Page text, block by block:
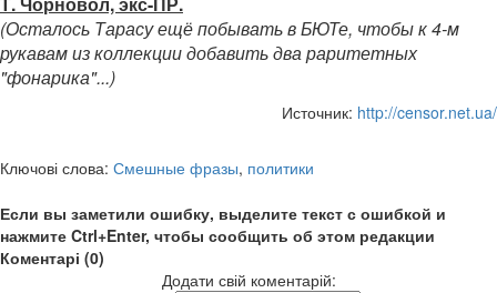
(Осталось Тарасу ещё побывать в БЮТе, чтобы к 4-м
рукавам из коллекции добавить два раритетных
"фонарика"...)
Источник: http://censor.net.ua/
Ключові слова: Смешные фразы, политики
Если вы заметили ошибку, выделите текст с ошибкой и
нажмите Ctrl+Enter, чтобы сообщить об этом редакции
Коментарі (0)
Додати свій коментарій: